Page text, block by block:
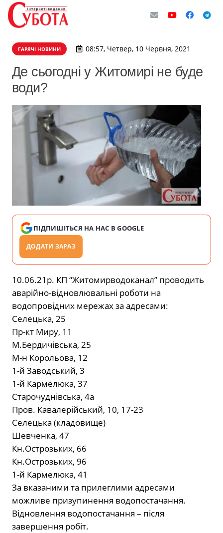
ГАРЯЧІ НОВИНИ 08:57, Четвер, 10 Червня, 2021
Де сьогодні у Житомирі не буде
води?
ПІДПИШІТЬСЯ НА НАС В GOOGLE
ДОДАТИ ЗАРАЗ
10.06.21р. КП “Житомирводоканал” проводить
аварійно-відновлювальні роботи на
водопровідних мережах за адресами:
Селецька, 25
Пр-кт Миру, 11
М.Бердичівська, 25
М-н Корольова, 12
1-й Заводський, 3
1-й Кармелюка, 37
Старочуднівська, 4а
Пров. Кавалерійський, 10, 17-23
Селецька (кладовище)
Шевченка, 47
Кн.Острозьких, 66
Кн.Острозьких, 96
1-й Кармелюка, 41
За вказаними та прилеглими адресами
можливе призупинення водопостачання.
Відновлення водопостачання – після
завершення робіт.